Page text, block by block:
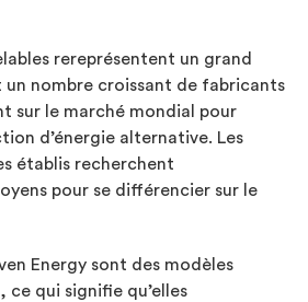
rereprésentent un grand
nombre croissant de fabricants
sur le marché mondial pour
d’énergie alternative. Les
établis recherchent
pour se différencier sur le
Energy sont des modèles
ce qui signifie qu’elles